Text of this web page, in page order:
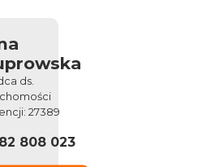
ds.
27389
808 023